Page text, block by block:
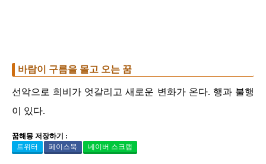
바람이 구름을 몰고 오는 꿈
선악으로 희비가 엇갈리고 새로운 변화가 온다. 행과 불행
이 있다.
꿈해몽 저장하기 :
트위터
페이스북 네이버 스크랩